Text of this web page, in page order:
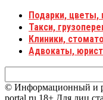
Подарки, цветы,
Такси,
Клиники,
Адвокаты,
© Информационный и
portal.ru 18+ Для лиц